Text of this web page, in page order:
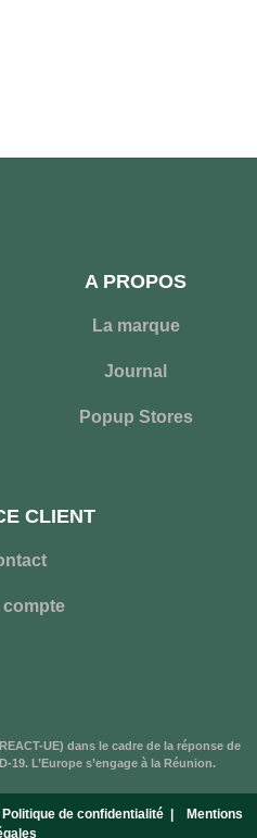
A PROPOS
La marque
Journal
Popup Stores
CLIENT
compte
UE) dans le cadre de la réponse de
19. L’Europe s’engage à la Réunion.
Politique de confidentialité |
Mentions